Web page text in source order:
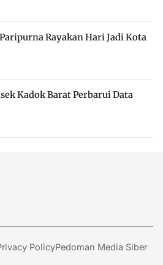
Rayakan Hari Jadi Kota
Kadok Barat Perbarui Data
PolicyPedoman Media Siber